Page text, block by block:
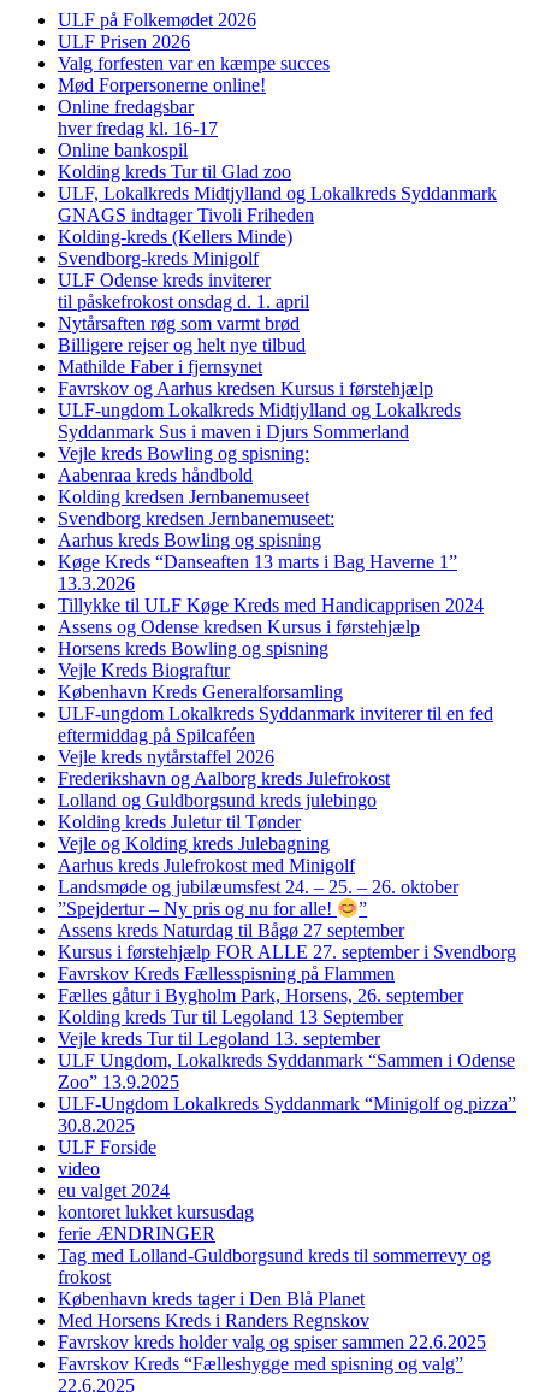
ULF på Folkemødet 2026
ULF Prisen 2026
Valg forfesten var en kæmpe succes
Mød Forpersonerne online!
Online fredagsbar
hver fredag kl. 16-17
Online bankospil
Kolding kreds Tur til Glad zoo
ULF, Lokalkreds Midtjylland og Lokalkreds Syddanmark
GNAGS indtager Tivoli Friheden
Kolding-kreds (Kellers Minde)
Svendborg-kreds Minigolf
ULF Odense kreds inviterer
til påskefrokost onsdag d. 1. april
Nytårsaften røg som varmt brød
Billigere rejser og helt nye tilbud
Mathilde Faber i fjernsynet
Favrskov og Aarhus kredsen Kursus i førstehjælp
ULF-ungdom Lokalkreds Midtjylland og Lokalkreds
Syddanmark Sus i maven i Djurs Sommerland
Vejle kreds Bowling og spisning:
Aabenraa kreds håndbold
Kolding kredsen Jernbanemuseet
Svendborg kredsen Jernbanemuseet:
Aarhus kreds Bowling og spisning
Køge Kreds “Danseaften 13 marts i Bag Haverne 1”
13.3.2026
Tillykke til ULF Køge Kreds med Handicapprisen 2024
Assens og Odense kredsen Kursus i førstehjælp
Horsens kreds Bowling og spisning
Vejle Kreds Biograftur
København Kreds Generalforsamling
ULF-ungdom Lokalkreds Syddanmark inviterer til en fed
eftermiddag på Spilcaféen
Vejle kreds nytårstaffel 2026
Frederikshavn og Aalborg kreds Julefrokost
Lolland og Guldborgsund kreds julebingo
Kolding kreds Juletur til Tønder
Vejle og Kolding kreds Julebagning
Aarhus kreds Julefrokost med Minigolf
Landsmøde og jubilæumsfest 24. – 25. – 26. oktober
”Spejdertur – Ny pris og nu for alle!
”
Assens kreds Naturdag til Bågø 27 september
Kursus i førstehjælp FOR ALLE 27. september i Svendborg
Favrskov Kreds Fællesspisning på Flammen
Fælles gåtur i Bygholm Park, Horsens, 26. september
Kolding kreds Tur til Legoland 13 September
Vejle kreds Tur til Legoland 13. september
ULF Ungdom, Lokalkreds Syddanmark “Sammen i Odense
Zoo” 13.9.2025
ULF-Ungdom Lokalkreds Syddanmark “Minigolf og pizza”
30.8.2025
ULF Forside
video
eu valget 2024
kontoret lukket kursusdag
ferie ÆNDRINGER
Tag med Lolland-Guldborgsund kreds til sommerrevy og
frokost
København kreds tager i Den Blå Planet
Med Horsens Kreds i Randers Regnskov
Favrskov kreds holder valg og spiser sammen 22.6.2025
Favrskov Kreds “Fælleshygge med spisning og valg”
22.6.2025